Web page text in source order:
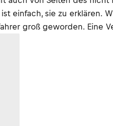
einfach, sie zu erklären.
groß geworden.